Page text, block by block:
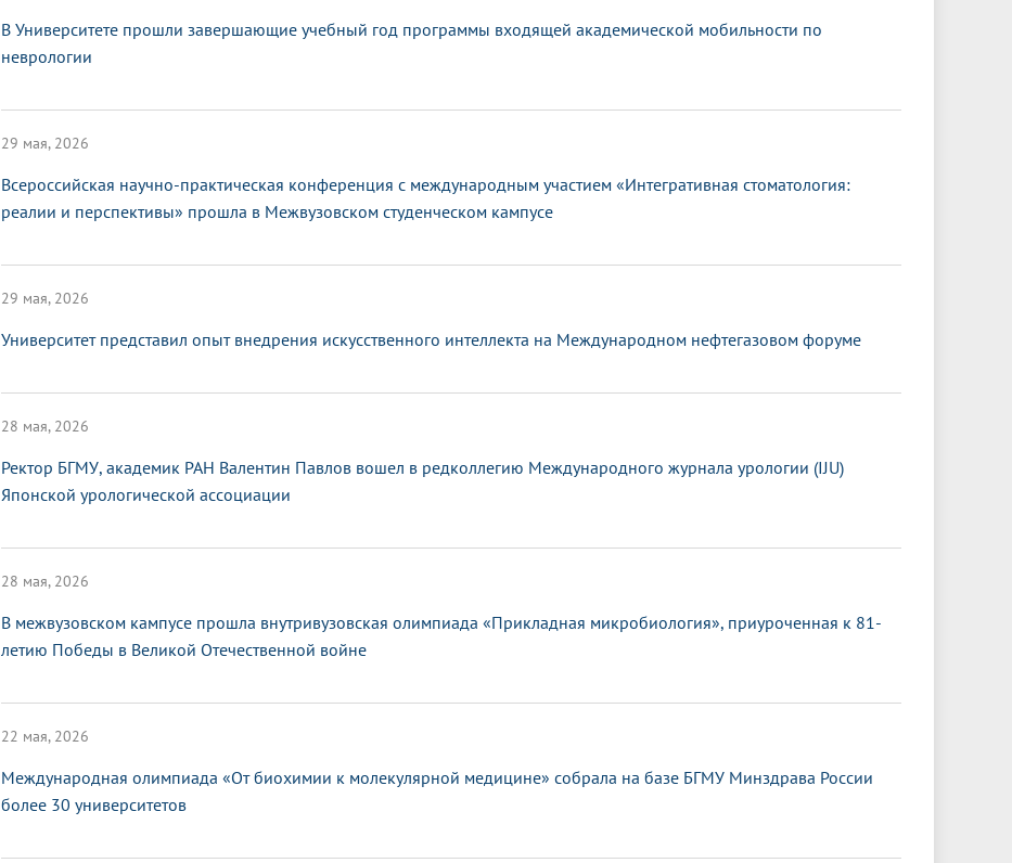
В Университете прошли завершающие учебный год программы входящей академической мобильности по
неврологии
29 мая, 2026
Всероссийская научно-практическая конференция с международным участием «Интегративная стоматология:
реалии и перспективы» прошла в Межвузовском студенческом кампусе
29 мая, 2026
Университет представил опыт внедрения искусственного интеллекта на Международном нефтегазовом форуме
28 мая, 2026
Ректор БГМУ, академик РАН Валентин Павлов вошел в редколлегию Международного журнала урологии (IJU)
Японской урологической ассоциации
28 мая, 2026
В межвузовском кампусе прошла внутривузовская олимпиада «Прикладная микробиология», приуроченная к 81-
летию Победы в Великой Отечественной войне
22 мая, 2026
Международная олимпиада «От биохимии к молекулярной медицине» собрала на базе БГМУ Минздрава России
более 30 университетов